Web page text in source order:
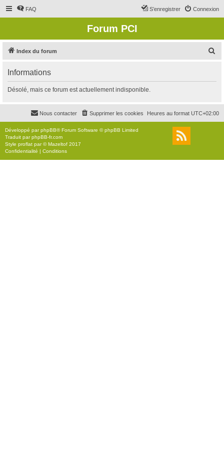
FAQ Connexion
S’enregistrer
Forum PCI
Index du forum
r
c
r
Informations
Désolé, mais ce forum est actuellement indisponible.
Heures au format UTC+02:00
Supprimer les cookies
Nous contacter
Développé parphpBB® Forum Software © phpBB Limited
Traduit parphpBB-fr.com
Style proflat par ©Mazeltof 2017
Confidentialité | Conditions